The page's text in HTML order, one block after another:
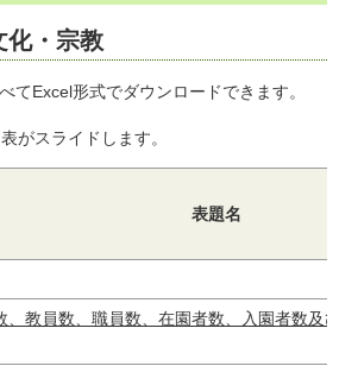
・宗教
てExcel形式でダウンロードできます。
がスライドします。
表題名
、教員数、職員数、在園者数、入園者数及